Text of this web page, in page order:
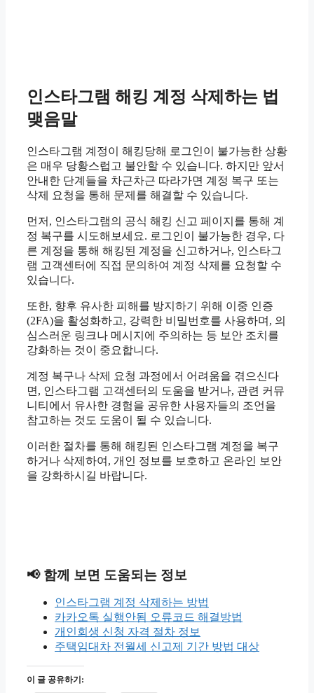
인스타그램 해킹 계정 삭제하는 법
맺음말
인스타그램 계정이 해킹당해 로그인이 불가능한 상황
은 매우 당황스럽고 불안할 수 있습니다. 하지만 앞서
안내한 단계들을 차근차근 따라가면 계정 복구 또는
삭제 요청을 통해 문제를 해결할 수 있습니다.
먼저, 인스타그램의 공식 해킹 신고 페이지를 통해 계
정 복구를 시도해보세요. 로그인이 불가능한 경우, 다
른 계정을 통해 해킹된 계정을 신고하거나, 인스타그
램 고객센터에 직접 문의하여 계정 삭제를 요청할 수
있습니다.
또한, 향후 유사한 피해를 방지하기 위해 이중 인증
(2FA)을 활성화하고, 강력한 비밀번호를 사용하며, 의
심스러운 링크나 메시지에 주의하는 등 보안 조치를
강화하는 것이 중요합니다.
계정 복구나 삭제 요청 과정에서 어려움을 겪으신다
면, 인스타그램 고객센터의 도움을 받거나, 관련 커뮤
니티에서 유사한 경험을 공유한 사용자들의 조언을
참고하는 것도 도움이 될 수 있습니다.
이러한 절차를 통해 해킹된 인스타그램 계정을 복구
하거나 삭제하여, 개인 정보를 보호하고 온라인 보안
을 강화하시길 바랍니다.
📢 함께 보면 도움되는 정보
인스타그램 계정 삭제하는 방법
카카오톡 실행안됨 오류코드 해결방법
개인회생 신청 자격 절차 정보
주택임대차 전월세 신고제 기간 방법 대상
이 글 공유하기: